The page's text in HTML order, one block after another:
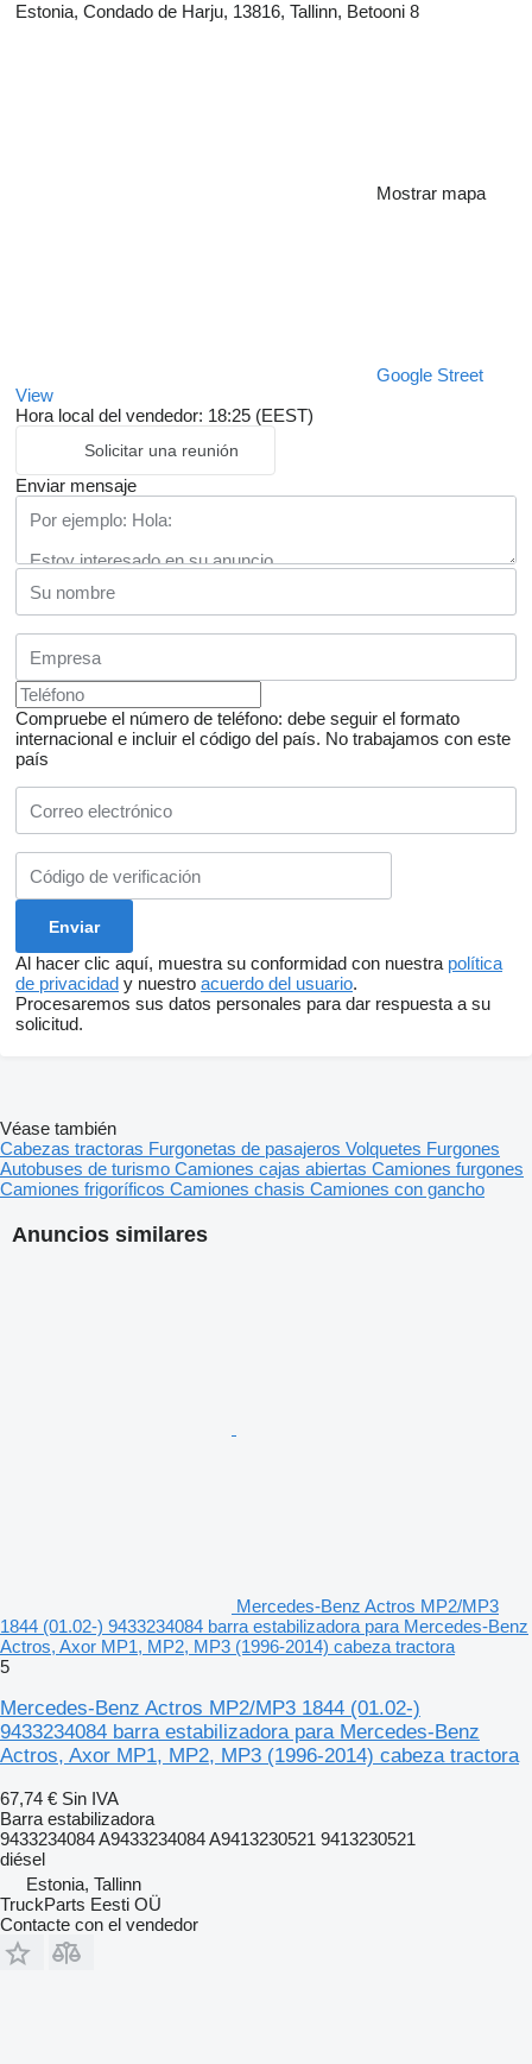
Estonia, Condado de Harju, 13816, Tallinn, Betooni 8
Mostrar mapa
Google Street
View
Hora local del vendedor: 18:25 (EEST)
Solicitar una reunión
Enviar mensaje
Compruebe el número de teléfono: debe seguir el formato
internacional e incluir el código del país. No trabajamos con este
país
Al hacer clic aquí, muestra su conformidad con nuestra política
de privacidad y nuestro acuerdo del usuario.
Procesaremos sus datos personales para dar respuesta a su
solicitud.
Anuncios similares
Mercedes-Benz Actros MP2/MP3
1844 (01.02-) 9433234084 barra estabilizadora para Mercedes-Benz
Actros, Axor MP1, MP2, MP3 (1996-2014) cabeza tractora
5
Mercedes-Benz Actros MP2/MP3 1844 (01.02-)
9433234084 barra estabilizadora para Mercedes-Benz
Actros, Axor MP1, MP2, MP3 (1996-2014) cabeza tractora
67,74 € Sin IVA
Barra estabilizadora
9433234084 A9433234084 A9413230521 9413230521
diésel
Estonia, Tallinn
TruckParts Eesti OÜ
Contacte con el vendedor
Véase también
Cabezas tractoras Furgonetas de pasajeros Volquetes Furgones
Autobuses de turismo Camiones cajas abiertas Camiones furgones
Camiones frigoríficos Camiones chasis Camiones con gancho